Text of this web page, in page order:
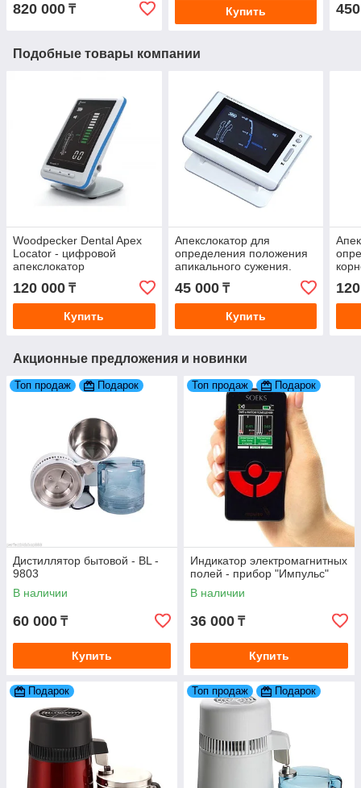
820 000 ₸ Купить
Подобные товары компании
Woodpecker Dental Apex
Locator - цифровой
апекслокатор
повышенной точности, с
цветным дисплеем
120 000 ₸
Купить
Апекслокатор для
определения положения
апикального сужения.
45 000₸
Купить
Акционные предложения и новинки
Топ продаж Подарок
Дистиллятор бытовой - BL -
9803
В наличии
60 000 ₸
Купить
Топ продаж Подарок
Индикатор электромагнитных
полей - прибор "Импульс"
В наличии
36 000 ₸
Купить
Подарок Топ продаж Подарок